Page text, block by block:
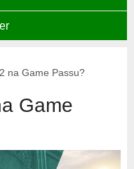
na Game Passu?
Game